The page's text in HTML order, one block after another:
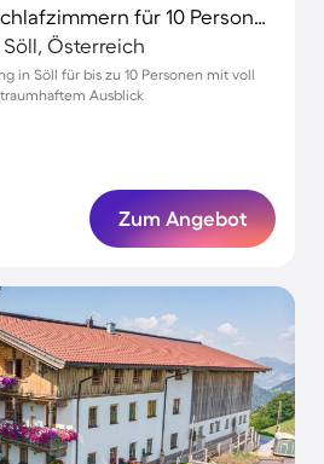
Apartment mit 5 Schlafzimmern für 10 Personen
Österreich
in Söll für bis zu 10 Personen mit voll
Ausblick
Zum Angebot